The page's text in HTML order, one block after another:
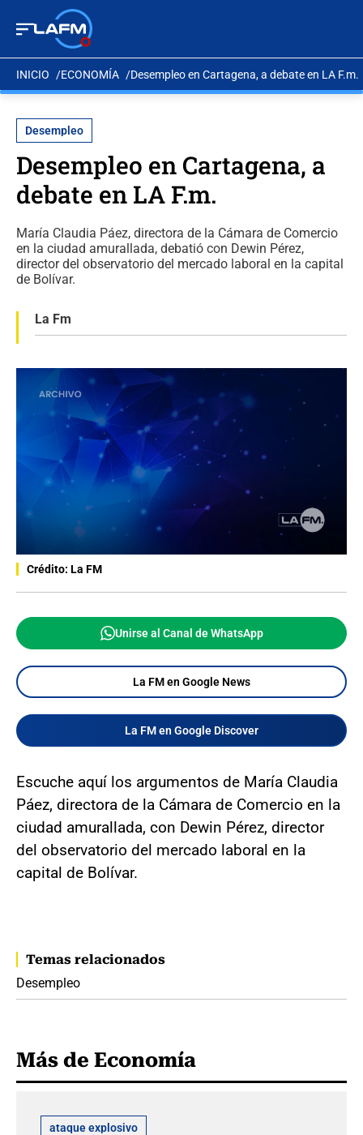
INICIO ECONOMÍA Desempleo en Cartagena, a debate en LA F.m.
Desempleo
Desempleo en Cartagena, a
debate en LA F.m.
María Claudia Páez, directora de la Cámara de Comercio
en la ciudad amurallada, debatió con Dewin Pérez,
director del observatorio del mercado laboral en la capital
de Bolívar.
La Fm
Crédito: La FM
Unirse al Canal de WhatsApp
La FM en Google News
La FM en Google Discover
Escuche aquí los argumentos de María Claudia
Páez, directora de la Cámara de Comercio en la
ciudad amurallada, con Dewin Pérez, director
del observatorio del mercado laboral en la
capital de Bolívar.
Temas relacionados
Desempleo
Más de Economía
ataque explosivo